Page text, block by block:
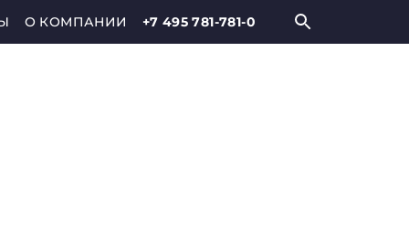
О КОМПАНИИ +7 495 781-781-0